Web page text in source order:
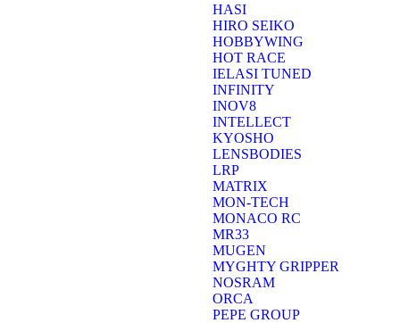
HASI
HIRO SEIKO
HOBBYWING
HOT RACE
IELASI TUNED
INFINITY
INOV8
INTELLECT
KYOSHO
LENSBODIES
LRP
MATRIX
MON-TECH
MONACO RC
MR33
MUGEN
MYGHTY GRIPPER
NOSRAM
ORCA
PEPE GROUP